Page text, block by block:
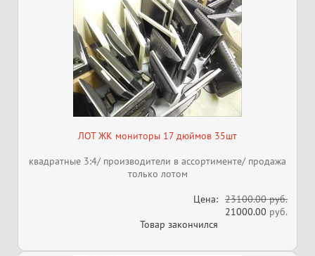
ЛОТ ЖК мониторы 17 дюймов 35шт
квадратные 3:4/ производители в ассортименте/ продажа
только лотом
Цена: 23100.00 руб.
21000.00 руб.
Товар закончился